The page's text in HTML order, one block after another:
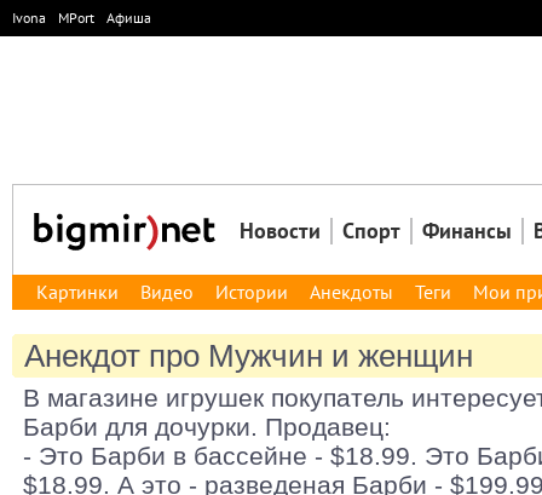
Ivona MPort Афиша
Новости Спорт Финансы
Картинки Видео Истории Анекдоты Теги Мои
Анекдот про Мужчин и женщин
В магазине игрушек покупатель
Барби для дочурки. Продавец:
- Это Барби в бассейне - $18.99. Это
$18.99. А это - разведеная Барби -